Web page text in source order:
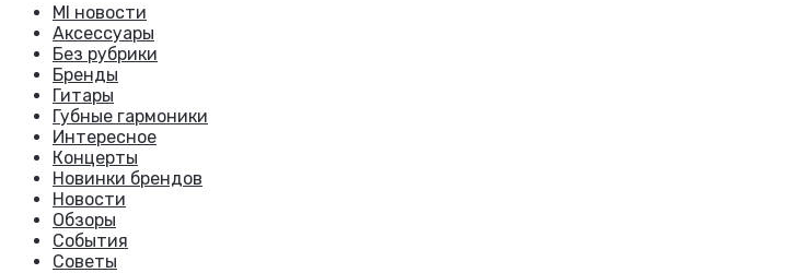
MI новости
Аксессуары
Без рубрики
Бренды
Гитары
Губные гармоники
Интересное
Концерты
Новинки брендов
Новости
Обзоры
События
Советы